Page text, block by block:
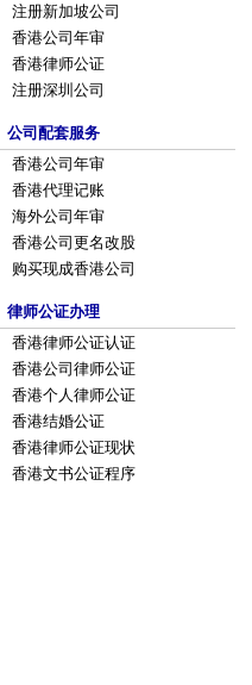
注册新加坡公司
香港公司年审
香港律师公证
注册深圳公司
公司配套服务
香港公司年审
香港代理记账
海外公司年审
香港公司更名改股
购买现成香港公司
律师公证办理
香港律师公证认证
香港公司律师公证
香港个人律师公证
香港结婚公证
香港律师公证现状
香港文书公证程序